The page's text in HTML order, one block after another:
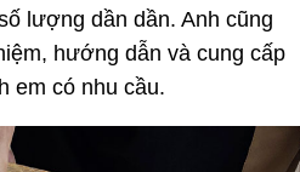
lượng dần dần. Anh cũng
hướng dẫn và cung cấp
em có nhu cầu.